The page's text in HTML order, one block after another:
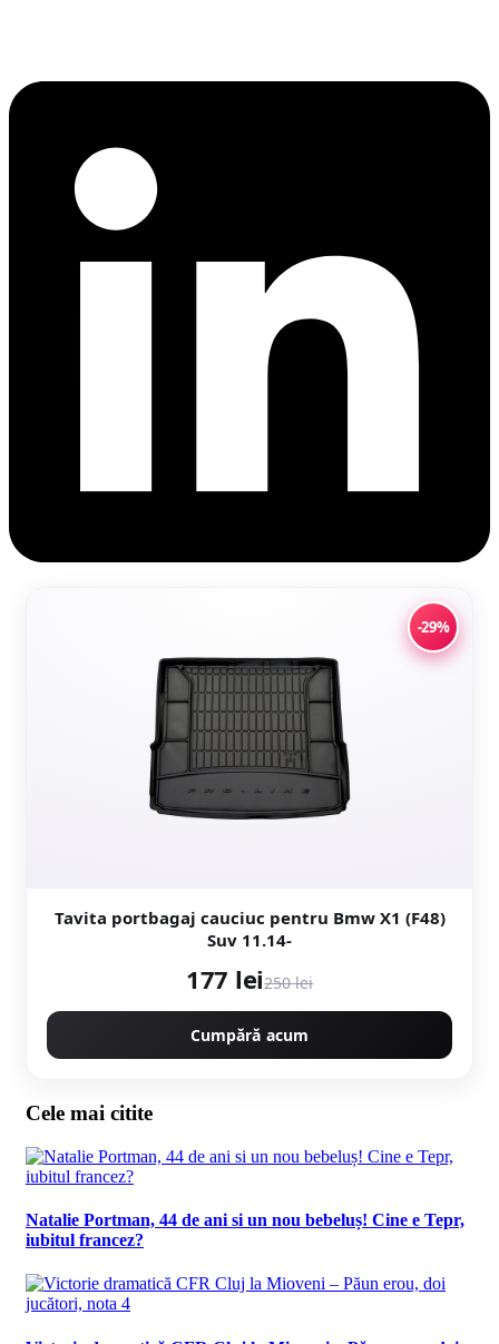
-29%
Tavita portbagaj cauciuc pentru Bmw X1 (F48)
Suv 11.14-
177 lei250 lei
Cumpără acum
Cele mai citite
Natalie Portman, 44 de ani si un nou bebeluș! Cine e Tepr,
iubitul francez?